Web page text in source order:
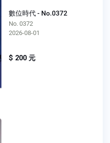
數位時代 - No.0372
No. 0372
2026-08-01
$ 200 元